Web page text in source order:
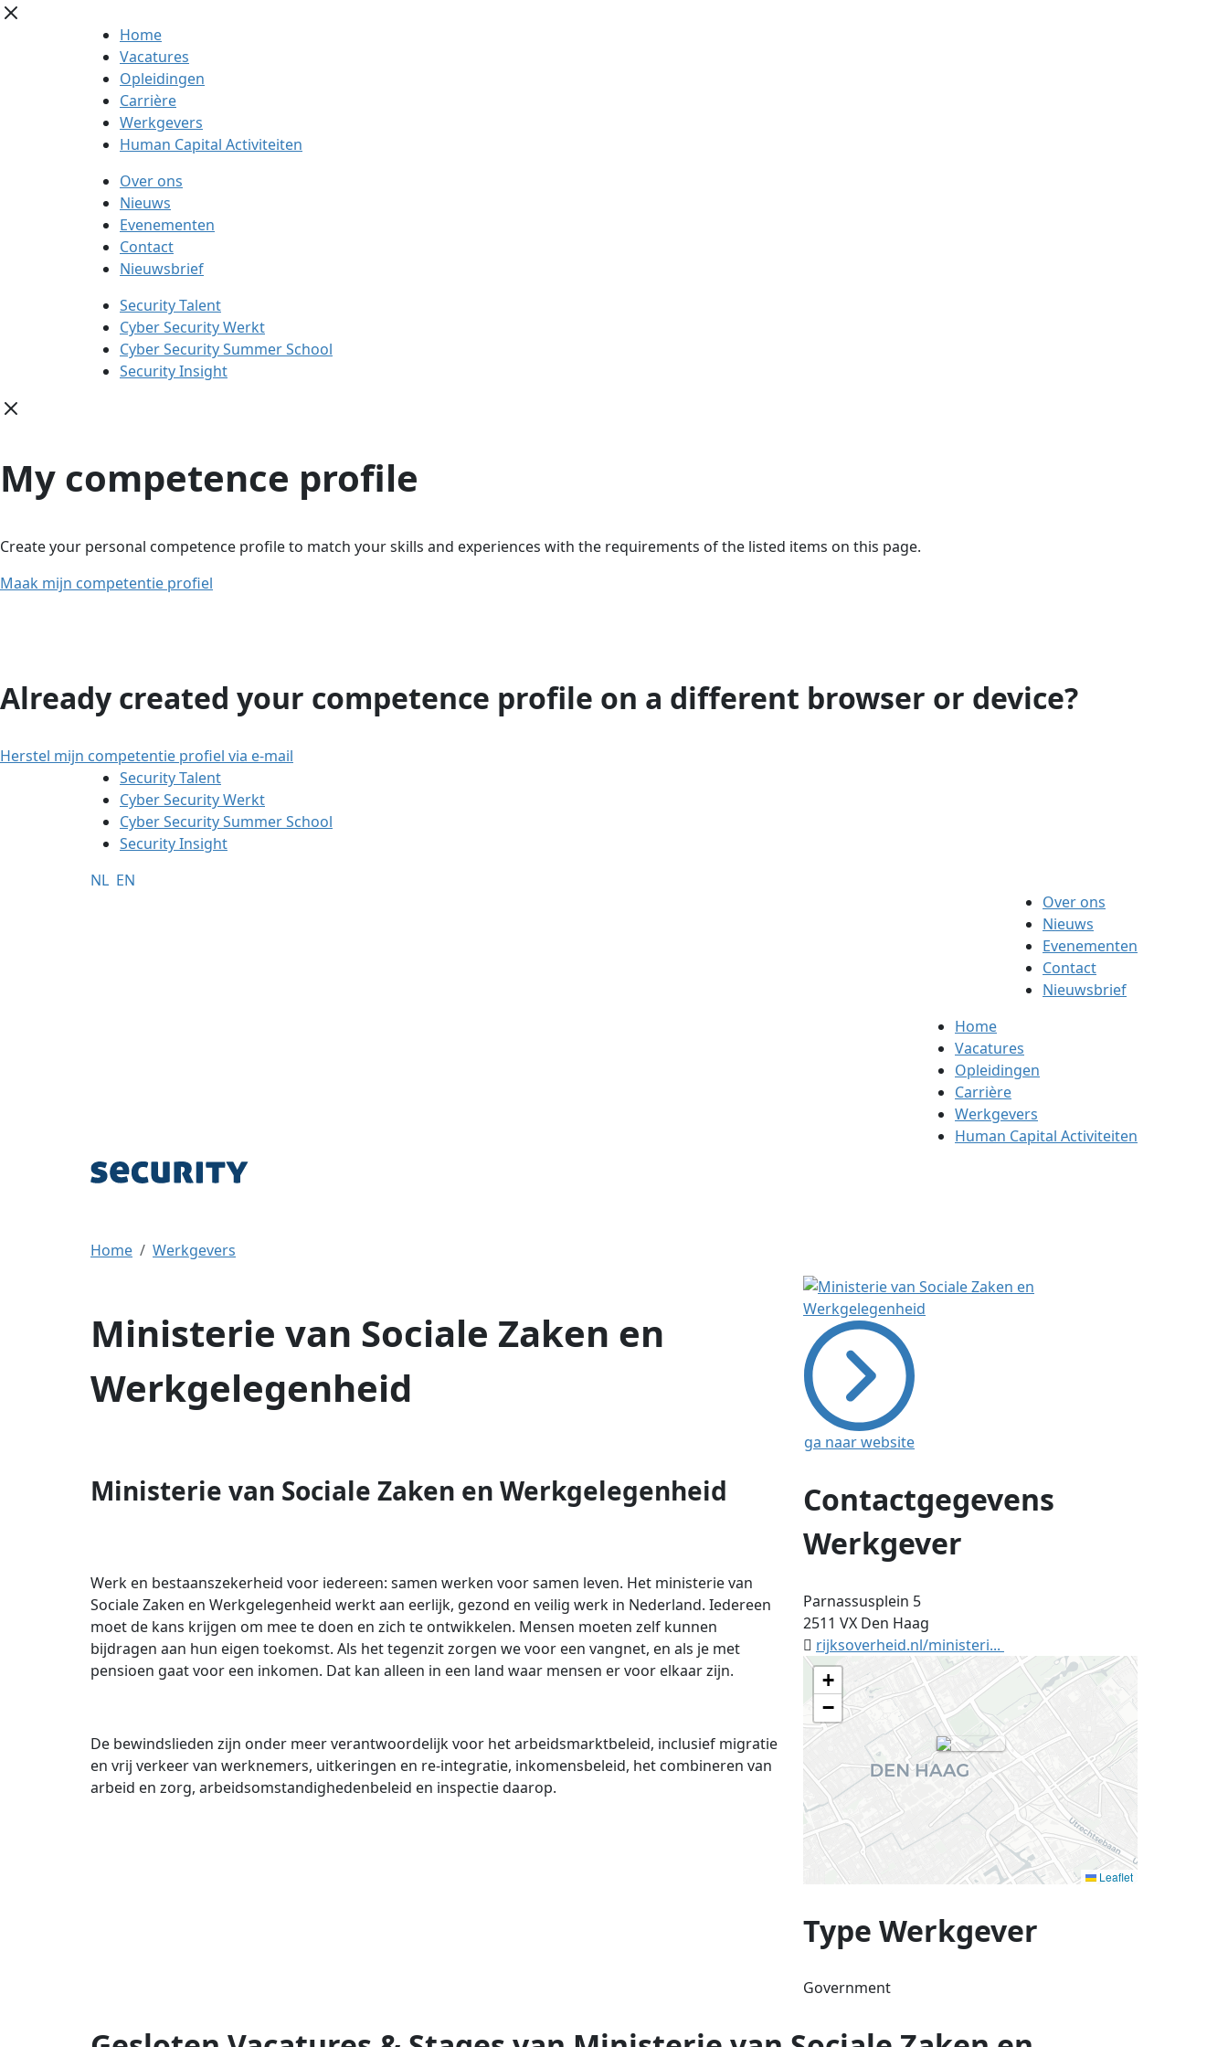
Home
Vacatures
Opleidingen
Carrière
Werkgevers
Human Capital Activiteiten
Over ons
Nieuws
Evenementen
Contact
Nieuwsbrief
Security Talent
Cyber Security Werkt
Cyber Security Summer School
Security Insight
My competence profile
Create your personal competence profile to match your skills and experiences with the requirements of the listed items on this page.
Maak mijn competentie profiel
Already created your competence profile on a different browser or device?
Herstel mijn competentie profiel via e-mail
Security Talent
Cyber Security Werkt
Cyber Security Summer School
Security Insight
NL EN
Over ons
Nieuws
Evenementen
Contact
Nieuwsbrief
Home
Vacatures
Opleidingen
Carrière
Werkgevers
Human Capital Activiteiten
Home Werkgevers
Ministerie van Sociale Zaken en
Werkgelegenheid
Ministerie van Sociale Zaken en Werkgelegenheid
Werk en bestaanszekerheid voor iedereen: samen werken voor samen leven. Het ministerie van
Sociale Zaken en Werkgelegenheid werkt aan eerlijk, gezond en veilig werk in Nederland. Iedereen
moet de kans krijgen om mee te doen en zich te ontwikkelen. Mensen moeten zelf kunnen
bijdragen aan hun eigen toekomst. Als het tegenzit zorgen we voor een vangnet, en als je met
pensioen gaat voor een inkomen. Dat kan alleen in een land waar mensen er voor elkaar zijn.
De bewindslieden zijn onder meer verantwoordelijk voor het arbeidsmarktbeleid, inclusief migratie
en vrij verkeer van werknemers, uitkeringen en re-integratie, inkomensbeleid, het combineren van
arbeid en zorg, arbeidsomstandighedenbeleid en inspectie daarop.
ga naar website
Contactgegevens
Werkgever
Parnassusplein 5
2511 VX Den Haag
rijksoverheid.nl/ministeri...
+
−
Leaflet
Type Werkgever
Government